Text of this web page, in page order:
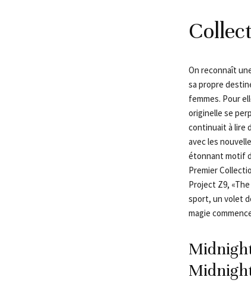
On reconnaît
sa propre
femmes. Pour
originelle se
continuait à lire
avec les
étonnant motif
Premier
Project Z9,
sport, un volet
magie